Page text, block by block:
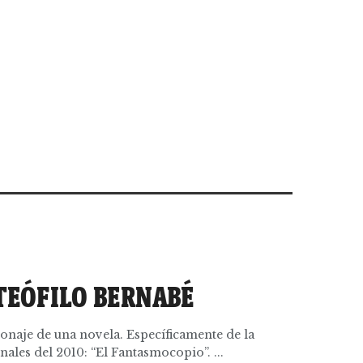
BERNABÉ
de una novela. Específicamente de la
del 2010: “El Fantasmocopio”. ...